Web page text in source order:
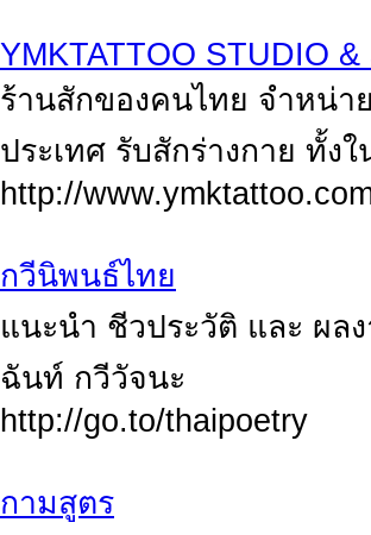
YMKTATTOO STUDIO &
ร้านสักของคนไทย จำหน่
ประเทศ รับสักร่างกาย ทั้
http://
กวีนิพนธ์ไทย
แนะนำ ชีวประวัติ และ ผล
ฉันท์ กวีวัจนะ
http://go.to/thaipoetry
กามสูตร